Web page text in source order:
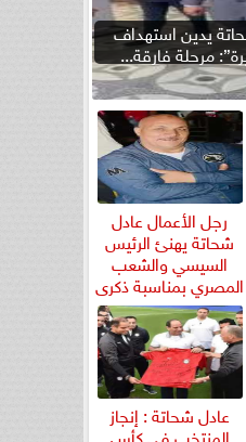
يدين استهداف
مرحلة فارقة...
رجل الأعمال عادل
شحاتة يهنئ الرئيس
السيسي والشعب
المصري بمناسبة ذكرى
ثورة...
عادل شحاتة : إنجاز
المنتخب في كأس